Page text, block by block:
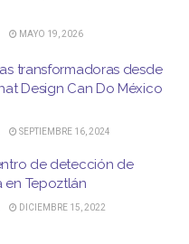
MAYO 19, 2026
transformadoras desde
Design Can Do México
SEPTIEMBRE 16, 2024
de detección de
en Tepoztlán
DICIEMBRE 15, 2022